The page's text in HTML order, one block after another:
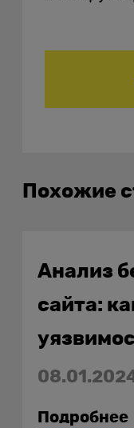
Похожие
Анализ
сайта:
Подробнее